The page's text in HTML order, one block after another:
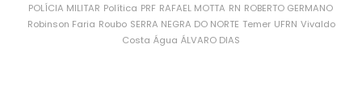
POLÍCIA MILITAR Política PRF RAFAEL MOTTA RN ROBERTO GERMANO
Robinson Faria Roubo SERRA NEGRA DO NORTE Temer UFRN Vivaldo
Costa Água ÁLVARO DIAS